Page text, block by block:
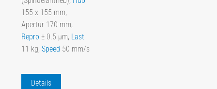
155 x 155 mm,
Apertur 170 mm,
Repro ± 0.5 µm, Last
11 kg, Speed 50 mm/s
Details